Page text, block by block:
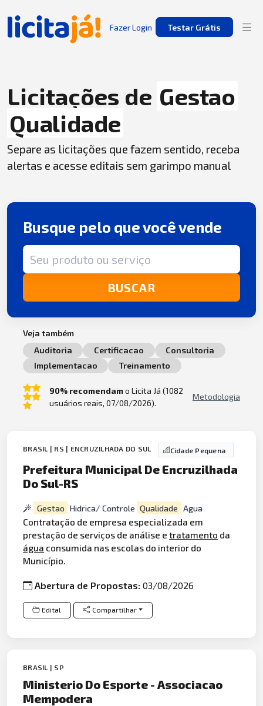
Fazer Login Testar Grátis
Licitações de Gestao
Qualidade
Separe as licitações que fazem sentido, receba
alertas e acesse editais sem garimpo manual
Busque pelo que você vende
Termo de busca
BUSCAR
Veja também
Auditoria
Certificacao
Consultoria
Implementacao
Treinamento
90% recomendamo Licita Já (1082
usuários reais, 07/08/2026).
Metodologia
BRASIL | RS | ENCRUZILHADA DO SUL Cidade Pequena
Prefeitura Municipal De Encruzilhada
Do Sul-RS
Gestao Hidrica/ Controle Qualidade Agua
Contratação de empresa especializada em
prestação de serviços de análise etratamento da
água consumida nas escolas do interior do
Município.
Abertura de Propostas:03/08/2026
Edital Compartilhar
BRASIL | SP
Ministerio Do Esporte - Associacao
Mempodera